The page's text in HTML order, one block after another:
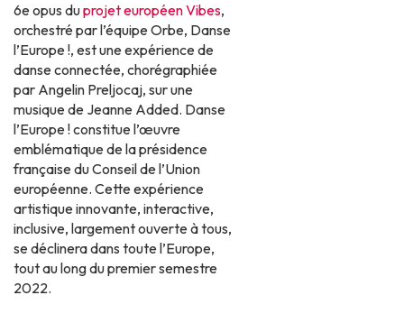
6e opus duprojet européen Vibes,
orchestré par l’équipe Orbe, Danse
l’Europe !, est une expérience de
danse connectée, chorégraphiée
par Angelin Preljocaj, sur une
musique de Jeanne Added. Danse
l’Europe ! constitue l’œuvre
emblématique de la présidence
française du Conseil de l’Union
européenne. Cette expérience
artistique innovante, interactive,
inclusive, largement ouverte à tous,
se déclinera dans toute l’Europe,
tout au long du premier semestre
2022.